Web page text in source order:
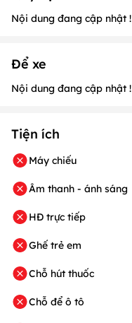
Nội dung đang cập nhật !
Để xe
Nội dung đang cập nhật !
Tiện ích
Máy chiếu
Âm thanh - ánh sáng
HĐ trực tiếp
Ghế trẻ em
Chỗ hút thuốc
Chỗ để ô tô